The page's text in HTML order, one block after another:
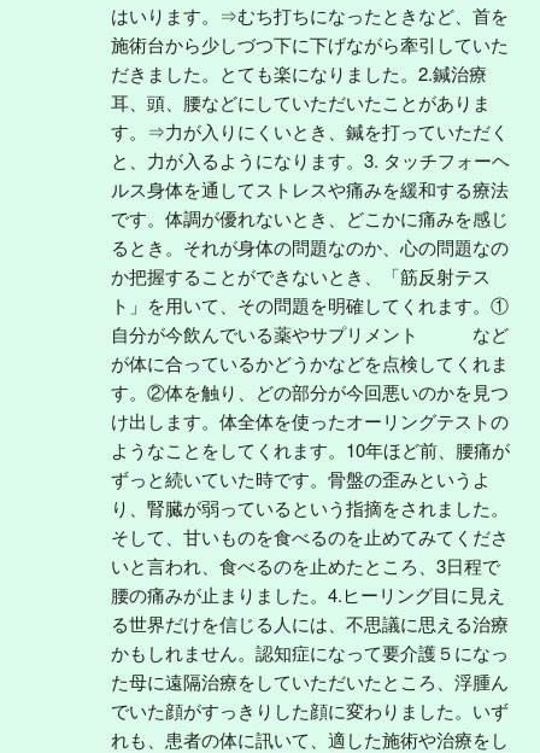
はいります。⇒むち打ちになったときなど、首を
施術台から少しづつ下に下げながら牽引していた
だきました。とても楽になりました。2.鍼治療
耳、頭、腰などにしていただいたことがありま
す。⇒力が入りにくいとき、鍼を打っていただく
と、力が入るようになります。3. タッチフォーヘ
ルス身体を通してストレスや痛みを緩和する療法
です。体調が優れないとき、どこかに痛みを感じ
るとき。それが身体の問題なのか、心の問題なの
か把握することができないとき、「筋反射テス
ト」を用いて、その問題を明確してくれます。①
自分が今飲んでいる薬やサプリメント　　　など
が体に合っているかどうかなどを点検してくれま
す。②体を触り、どの部分が今回悪いのかを見つ
け出します。体全体を使ったオーリングテストの
ようなことをしてくれます。10年ほど前、腰痛が
ずっと続いていた時です。骨盤の歪みというよ
り、腎臓が弱っているという指摘をされました。
そして、甘いものを食べるのを止めてみてくださ
いと言われ、食べるのを止めたところ、3日程で
腰の痛みが止まりました。4.ヒーリング目に見え
る世界だけを信じる人には、不思議に思える治療
かもしれません。認知症になって要介護５になっ
た母に遠隔治療をしていただいたところ、浮腫ん
でいた顔がすっきりした顔に変わりました。いず
れも、患者の体に訊いて、適した施術や治療をし